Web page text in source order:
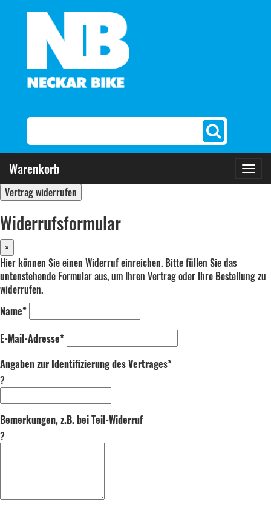
Warenkorb
Vertrag widerrufen
Widerrufsformular
×
Hier können Sie einen Widerruf einreichen. Bitte füllen Sie das
untenstehende Formular aus, um Ihren Vertrag oder Ihre Bestellung zu
widerrufen.
Name*
E-Mail-Adresse*
Angaben zur Identifizierung des Vertrages*
?
Bemerkungen, z.B. bei Teil-Widerruf
?